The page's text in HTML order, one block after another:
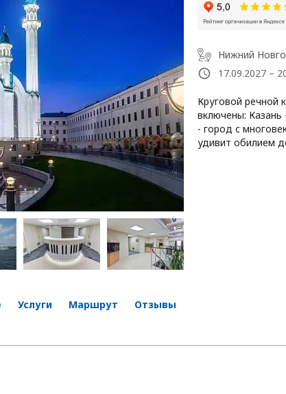
Нижний
17.09.2027 –
Круговой речной
включены: Казань
- город с
удивит обилием
Услуги Маршрут Отзывы